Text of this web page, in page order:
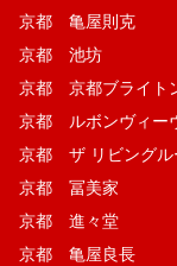
京都 亀屋則克
京都 池坊
京都 京都ブライト
京都 ルボンヴィー
京都 ザ リビングル
京都 冨美家
京都 進々堂
京都 亀屋良長